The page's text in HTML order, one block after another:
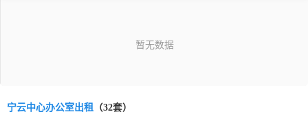
宁云中心办公室出租 （32套）